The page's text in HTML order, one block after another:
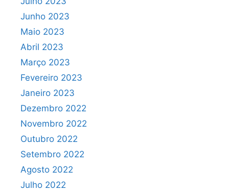
Junho 2023
Maio 2023
Abril 2023
Março 2023
Fevereiro 2023
Janeiro 2023
Dezembro 2022
Novembro 2022
Outubro 2022
Setembro 2022
Agosto 2022
Julho 2022